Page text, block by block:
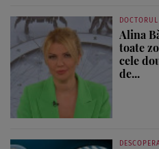
Alina
toate
cele
de...